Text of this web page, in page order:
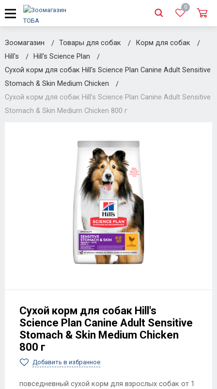
0
Зоомагазин Товары для собак
Корм для собак
Hill's
Hill's Science Plan
Сухой корм для собак Hill's Science Plan Canine Adult Sensitive
Stomach & Skin Medium Chicken
Сухой корм для собак Hill's Science Plan Canine Adult Sensitive
Stomach & Skin Medium Chicken 800 г
Сухой корм для собак Hill's
Science Plan Canine Adult Sensitive
Stomach & Skin Medium Chicken
800 г
Добавить в избранное
повседневный сухой корм для взрослых собак от 1